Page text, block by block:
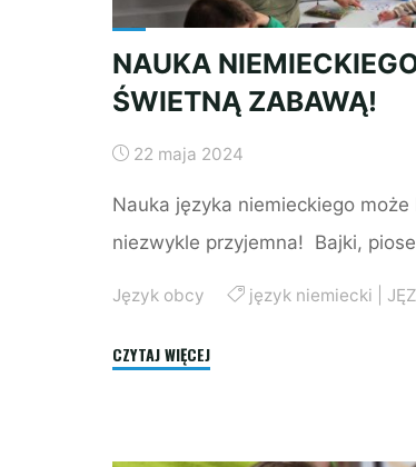
NAUKA
ŚWIETNĄ ZABAWĄ!
22 maja 2024
Nauka języka niemieckiego
niezwykle przyjemna! Bajki,
Język obcy język niemiecki
CZYTAJ WIĘCEJ"NAUKA